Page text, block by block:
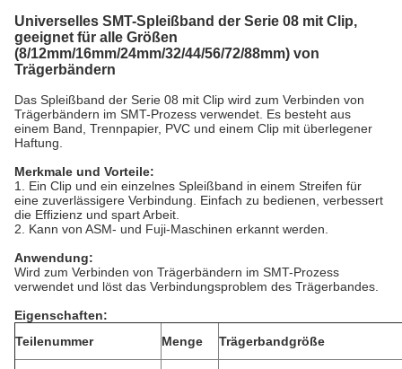
Universelles SMT-Spleißband der Serie 08 mit Clip,
geeignet für alle Größen
(8/12mm/16mm/24mm/32/44/56/72/88mm) von
Trägerbändern
Das Spleißband der Serie 08 mit Clip wird zum Verbinden von
Trägerbändern im SMT-Prozess verwendet. Es besteht aus
einem Band, Trennpapier, PVC und einem Clip mit überlegener
Haftung.
Merkmale und Vorteile:
1. Ein Clip und ein einzelnes Spleißband in einem Streifen für
eine zuverlässigere Verbindung. Einfach zu bedienen, verbessert
die Effizienz und spart Arbeit.
2. Kann von ASM- und Fuji-Maschinen erkannt werden.
Anwendung:
Wird zum Verbinden von Trägerbändern im SMT-Prozess
verwendet und löst das Verbindungsproblem des Trägerbandes.
Eigenschaften:
Teilenummer
Menge Trägerbandgröße